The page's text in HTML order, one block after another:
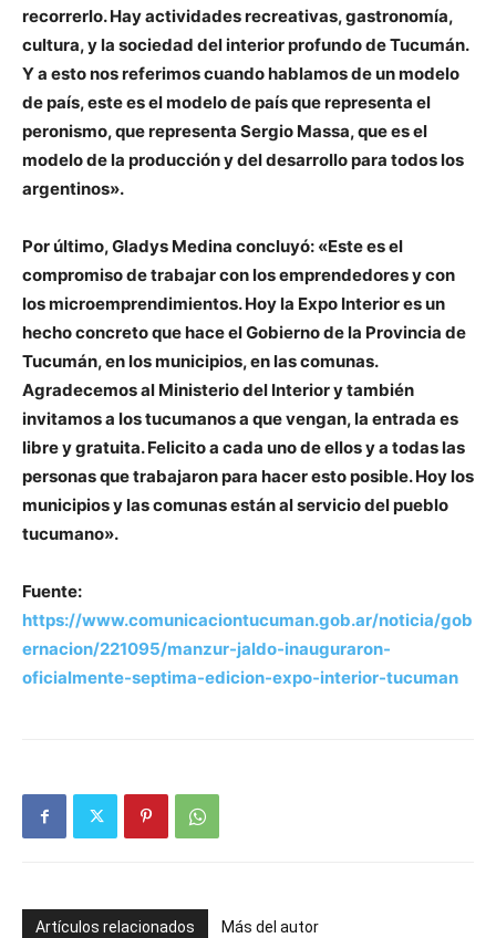
recorrerlo. Hay actividades recreativas, gastronomía,
cultura, y la sociedad del interior profundo de Tucumán.
Y a esto nos referimos cuando hablamos de un modelo
de país, este es el modelo de país que representa el
peronismo, que representa Sergio Massa, que es el
modelo de la producción y del desarrollo para todos los
argentinos».
Por último, Gladys Medina concluyó: «Este es el
compromiso de trabajar con los emprendedores y con
los microemprendimientos. Hoy la Expo Interior es un
hecho concreto que hace el Gobierno de la Provincia de
Tucumán, en los municipios, en las comunas.
Agradecemos al Ministerio del Interior y también
invitamos a los tucumanos a que vengan, la entrada es
libre y gratuita. Felicito a cada uno de ellos y a todas las
personas que trabajaron para hacer esto posible. Hoy los
municipios y las comunas están al servicio del pueblo
tucumano».
Fuente:
https://www.comunicaciontucuman.gob.ar/noticia/gob
ernacion/221095/manzur-jaldo-inauguraron-
oficialmente-septima-edicion-expo-interior-tucuman
Artículos relacionados Más del autor